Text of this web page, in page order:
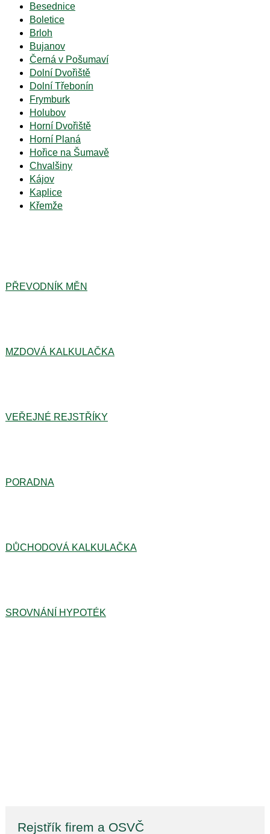
Besednice
Boletice
Brloh
Bujanov
Černá v Pošumaví
Dolní Dvořiště
Dolní Třebonín
Frymburk
Holubov
Horní Dvořiště
Horní Planá
Hořice na Šumavě
Chvalšiny
Kájov
Kaplice
Křemže
PŘEVODNÍK MĚN
MZDOVÁ KALKULAČKA
VEŘEJNÉ REJSTŘÍKY
PORADNA
DŮCHODOVÁ KALKULAČKA
SROVNÁNÍ HYPOTÉK
Rejstřík firem a OSVČ